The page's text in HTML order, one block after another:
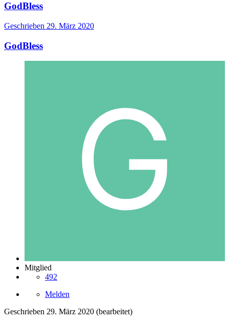
GodBless
Geschrieben 29. März 2020
GodBless
Mitglied
492
Melden
Geschrieben 29. März 2020 (bearbeitet)